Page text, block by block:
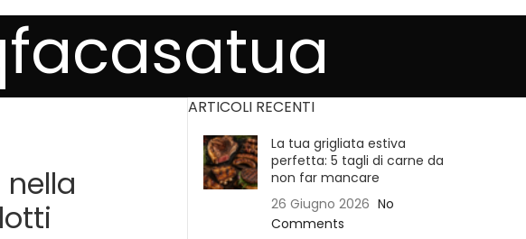
nella
ARTICOLI RECENTI
La tua grigliata estiva
perfetta: 5 tagli di carne da
non far mancare
26 Giugno 2026 No
Comments